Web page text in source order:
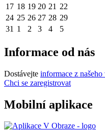
17 18 19 20 21 22
24 25 26 27 28 29
31 1 2 3 4 5
Informace od nás
Dostávejte informace z našeho
Chci se zaregistrovat
Mobilní aplikace